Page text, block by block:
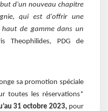
d'un nouveau chapitre
qui est d'offrir une
haut de gamme dans un
Theophilides, PDG de
sa promotion spéciale
toutes les réservations*
31 octobre 2023, pour